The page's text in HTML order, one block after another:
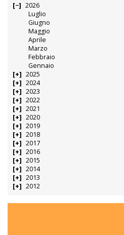
2026
Luglio
Giugno
Maggio
Aprile
Marzo
Febbraio
Gennaio
2025
2024
2023
2022
2021
2020
2019
2018
2017
2016
2015
2014
2013
2012